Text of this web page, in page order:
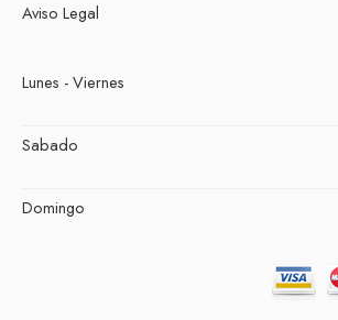
Aviso Legal
Lunes - Viernes
Sabado
Domingo